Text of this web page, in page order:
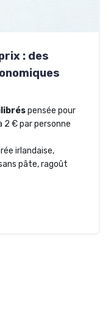
: des
pensée pour
2 € par personne
irlandaise,
pâte, ragoût